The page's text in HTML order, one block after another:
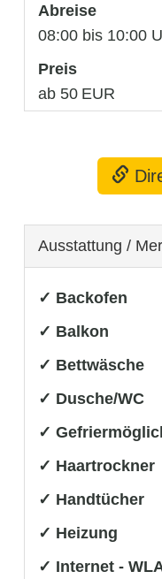
Abreise
08:00 bis 10:00
Preis
ab 50 EUR
Ausstattung /
✓ Backofen
✓ Balkon
✓ Bettwäsche
✓ Dusche/WC
✓
✓ Haartrockner
✓ Handtücher
✓ Heizung
✓ Internet -